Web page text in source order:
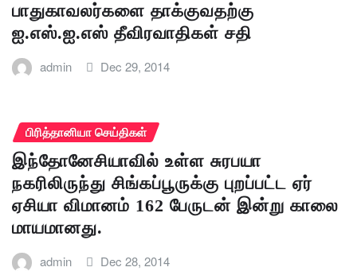
பாதுகாவலர்களை தாக்குவதற்கு
ஐ.எஸ்.ஐ.எஸ் தீவிரவாதிகள் சதி
admin Dec 29, 2014
பிரித்தானியா செய்திகள்
இந்தோனேசியாவில் உள்ள சுரபயா
நகரிலிருந்து சிங்கப்பூருக்கு புறப்பட்ட ஏர்
ஏசியா விமானம் 162 பேருடன் இன்று காலை
மாயமானது.
admin Dec 28, 2014